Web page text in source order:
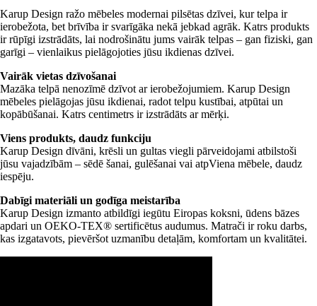
Karup Design ražo mēbeles modernai pilsētas dzīvei, kur telpa ir
ierobežota, bet brīvība ir svarīgāka nekā jebkad agrāk. Katrs produkts
ir rūpīgi izstrādāts, lai nodrošinātu jums vairāk telpas – gan fiziski, gan
garīgi – vienlaikus pielāgojoties jūsu ikdienas dzīvei.
Vairāk vietas dzīvošanai
Mazāka telpā nenozīmē dzīvot ar ierobežojumiem. Karup Design
mēbeles pielāgojas jūsu ikdienai, radot telpu kustībai, atpūtai un
kopābūšanai. Katrs centimetrs ir izstrādāts ar mērķi.
Viens produkts, daudz funkciju
Karup Design dīvāni, krēsli un gultas viegli pārveidojami atbilstoši
jūsu vajadzībām – sēdē šanai, gulēšanai vai atpViena mēbele, daudz
iespēju.
Dabīgi materiāli un godīga meistarība
Karup Design izmanto atbildīgi iegūtu Eiropas koksni, ūdens bāzes
apdari un OEKO-TEX® sertificētus audumus. Matrači ir roku darbs,
kas izgatavots, pievēršot uzmanību detaļām, komfortam un kvalitātei.